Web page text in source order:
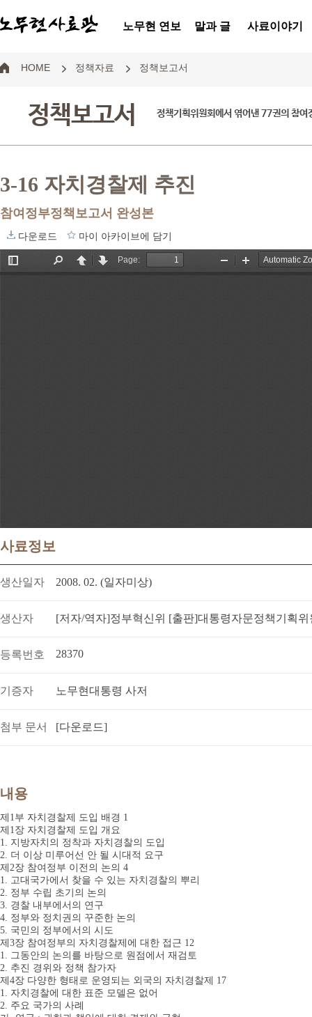
노무현 연보 말과 글 사료이야기
HOME 정책자료 정책보고서
정책보고서 정책기획위원회에서 엮어낸 77권의 참여
3-16 자치경찰제 추진
참여정부정책보고서 완성본
다운로드 마이 아카이브에 담기
사료정보
생산일자 2008. 02. (일자미상)
생산자 [저자/역자]정부혁신위 [출판]대통령자문정책기획위
등록번호 28370
기증자 노무현대통령 사저
첨부 문서 [다운로드]
내용
제1부 자치경찰제 도입 배경 1
제1장 자치경찰제 도입 개요
1. 지방자치의 정착과 자치경찰의 도입
2. 더 이상 미루어선 안 될 시대적 요구
제2장 참여정부 이전의 논의 4
1. 고대국가에서 찾을 수 있는 자치경찰의 뿌리
2. 정부 수립 초기의 논의
3. 경찰 내부에서의 연구
4. 정부와 정치권의 꾸준한 논의
5. 국민의 정부에서의 시도
제3장 참여정부의 자치경찰제에 대한 접근 12
1. 그동안의 논의를 바탕으로 원점에서 재검토
2. 추진 경위와 정책 참가자
제4장 다양한 형태로 운영되는 외국의 자치경찰제 17
1. 자치경찰에 대한 표준 모델은 없어
2. 주요 국가의 사례